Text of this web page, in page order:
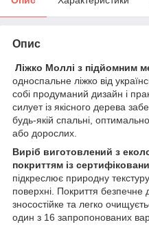
Опис
Ліжко Моллі з підйомним
односпальне ліжко від
собі продуманий дизайн і
силует із якісного дерева
будь-якій спальні, оптимально
або дорослих.
Виріб виготовлений з
покриттям із
підкреслює природну
поверхні. Покриття безпечне
зносостійке та легко
один з 16 запропонованих